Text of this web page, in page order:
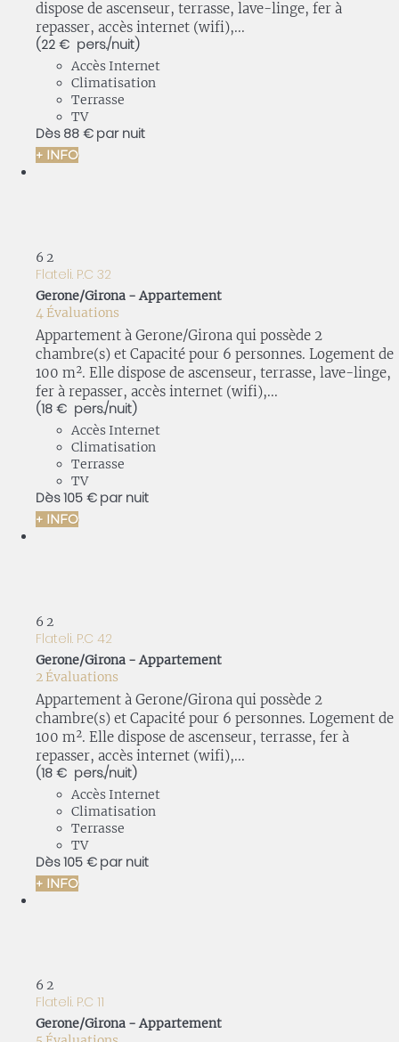
dispose de ascenseur, terrasse, lave-linge, fer à
repasser, accès internet (wifi),...
(22 € pers./nuit)
Accès Internet
Climatisation
Terrasse
TV
Dès 88 € par nuit
+ INFO
6 2
Flateli. P.C 32
Gerone/Girona -Appartement
4 Évaluations
Appartement à Gerone/Girona qui possède 2
chambre(s) et Capacité pour 6 personnes. Logement de
100 m². Elle dispose de ascenseur, terrasse, lave-linge,
fer à repasser, accès internet (wifi),...
(18 € pers./nuit)
Accès Internet
Climatisation
Terrasse
TV
Dès105 € par nuit
+ INFO
6 2
Flateli. P.C 42
Gerone/Girona -Appartement
2 Évaluations
Appartement à Gerone/Girona qui possède 2
chambre(s) et Capacité pour 6 personnes. Logement de
100 m². Elle dispose de ascenseur, terrasse, fer à
repasser, accès internet (wifi),...
(18 € pers./nuit)
Accès Internet
Climatisation
Terrasse
TV
Dès105 € par nuit
+ INFO
6 2
Flateli. P.C 11
Gerone/Girona -Appartement